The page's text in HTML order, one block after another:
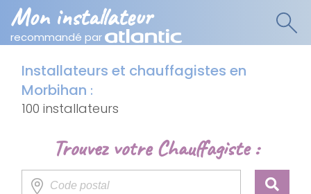
Mon installateur
recommandé par
Installateurs et chauffagistes en
Morbihan :
100 installateurs
Trouvez votre Chauffagiste :